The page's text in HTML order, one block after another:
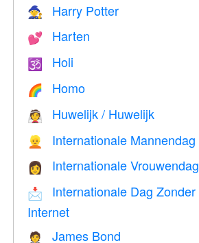
🧙 Harry Potter
💕 Harten
🕉 Holi
🌈 Homo
👰 Huwelijk / Huwelijk
👱 Internationale Mannendag
👩 Internationale Vrouwendag
📩
Internationale Dag Zonder
Internet
🤵 James Bond